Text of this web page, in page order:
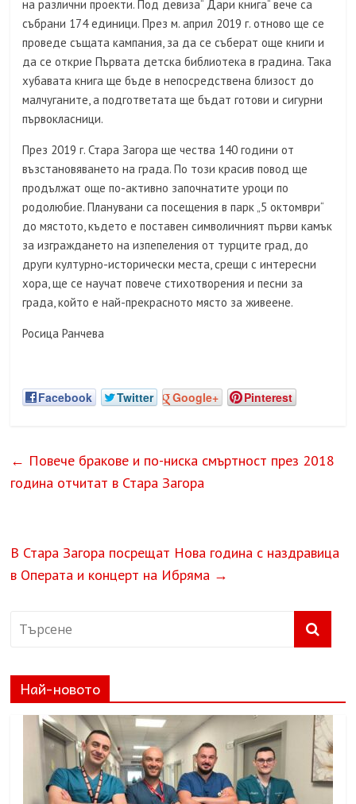
на различни проекти. Под девиза“ Дари книга“ вече са
събрани 174 единици. През м. април 2019 г. отново ще се
проведе същата кампания, за да се съберат още книги и
да се открие Първата детска библиотека в градина. Така
хубавата книга ще бъде в непосредствена близост до
малчуганите, а подгответата ще бъдат готови и сигурни
първокласници.
През 2019 г. Стара Загора ще чества 140 години от
възстановяването на града. По този красив повод ще
продължат още по-активно започнатите уроци по
родолюбие. Планувани са посещения в парк „5 октомври“
до мястото, където е поставен символичният първи камък
за изграждането на изпепеления от турците град, до
други културно-исторически места, срещи с интересни
хора, ще се научат повече стихотворения и песни за
града, който е най-прекрасното място за живеене.
Росица Ранчева
Facebook Twitter Google+ Pinterest
← Повече бракове и по-ниска смъртност през 2018
година отчитат в Стара Загора
В Стара Загора посрещат Нова година с наздравица
в Операта и концерт на Ибряма →
Най-новото